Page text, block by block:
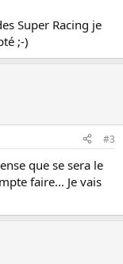
Super Racing je
;-)
#3
que se sera le
faire... Je vais